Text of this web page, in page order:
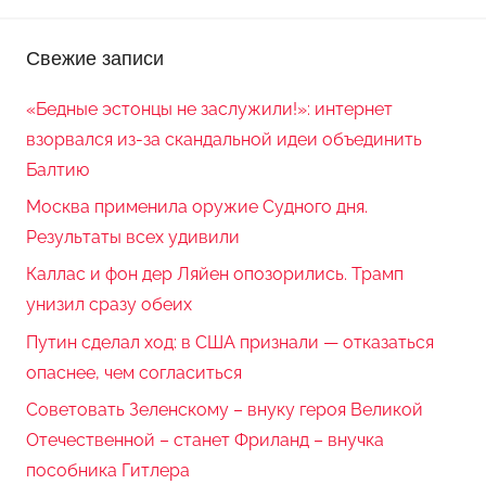
Свежие записи
«Бедные эстонцы не заслужили!»: интернет
взорвался из-за скандальной идеи объединить
Балтию
Москва применила оружие Судного дня.
Результаты всех удивили
Каллас и фон дер Ляйен опозорились. Трамп
унизил сразу обеих
Путин сделал ход: в США признали — отказаться
опаснее, чем согласиться
Советовать Зеленскому – внуку героя Великой
Отечественной – станет Фриланд – внучка
пособника Гитлера